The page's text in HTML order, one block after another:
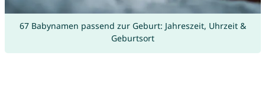
67 Babynamen passend zur Geburt: Jahreszeit, Uhrzeit &
Geburtsort